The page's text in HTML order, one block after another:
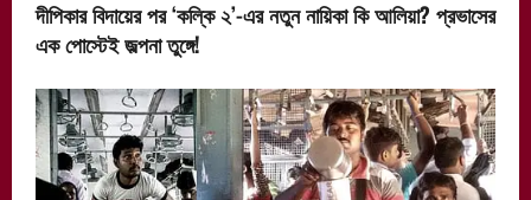
দীপিকার বিদায়ের পর ‘কল্কি ২’-এর নতুন নায়িকা কি আলিয়া? প্রভাসের
এক পোস্টেই জল্পনা তুঙ্গে!